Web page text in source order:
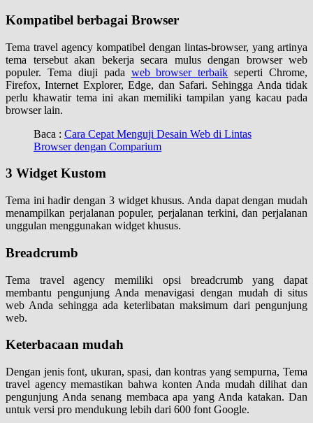
Kompatibel berbagai Browser
Tema travel agency kompatibel dengan lintas-browser, yang artinya
tema tersebut akan bekerja secara mulus dengan browser web
populer. Tema diuji pada web browser terbaik seperti Chrome,
Firefox, Internet Explorer, Edge, dan Safari. Sehingga Anda tidak
perlu khawatir tema ini akan memiliki tampilan yang kacau pada
browser lain.
Baca : Cara Cepat Menguji Desain Web di Lintas
Browser dengan Comparium
3 Widget Kustom
Tema ini hadir dengan 3 widget khusus. Anda dapat dengan mudah
menampilkan perjalanan populer, perjalanan terkini, dan perjalanan
unggulan menggunakan widget khusus.
Breadcrumb
Tema travel agency memiliki opsi breadcrumb yang dapat
membantu pengunjung Anda menavigasi dengan mudah di situs
web Anda sehingga ada keterlibatan maksimum dari pengunjung
web.
Keterbacaan mudah
Dengan jenis font, ukuran, spasi, dan kontras yang sempurna, Tema
travel agency memastikan bahwa konten Anda mudah dilihat dan
pengunjung Anda senang membaca apa yang Anda katakan. Dan
untuk versi pro mendukung lebih dari 600 font Google.